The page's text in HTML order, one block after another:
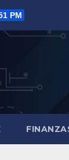
PM